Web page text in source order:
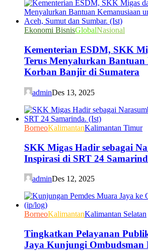
Ekonomi BisnisGlobalNasional
Kementerian ESDM, SKK
Terus Menyalurkan Bantuan
Korban Banjir di Sumatera
adminDes 13, 2025
BorneoKalimantanKalimantan Timur
SKK Migas Hadir sebagai
Inspirasi di SRT 24
adminDes 12, 2025
BorneoKalimantanKalimantan Selatan
Tingkatkan Pelayanan
Jaya Kunjungi Ombudsman